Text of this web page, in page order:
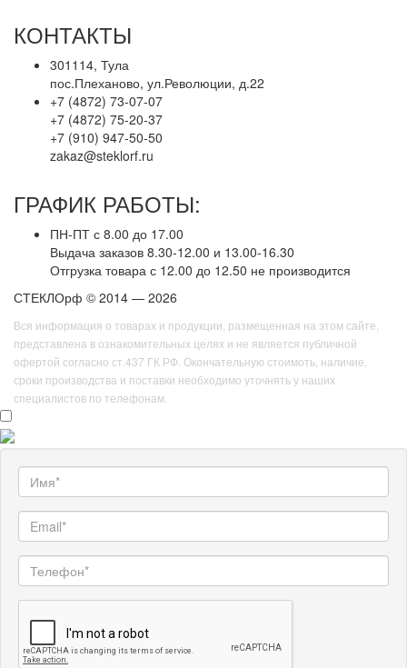
КОНТАКТЫ
301114, Тула
пос.Плеханово, ул.Революции, д.22
+7 (4872) 73-07-07
+7 (4872) 75-20-37
+7 (910) 947-50-50
zakaz@steklorf.ru
ГРАФИК РАБОТЫ:
ПН-ПТ с 8.00 до 17.00
Выдача заказов 8.30-12.00 и 13.00-16.30
Отгрузка товара с 12.00 до 12.50 не производится
СТЕКЛОрф © 2014 — 2026
Вся информация о товарах и продукции, размещенная на этом сайте,
представлена в ознакомительных целях и не является публичной
офертой согласно ст.437 ГК РФ. Окончательную стоимоть, наличие,
сроки производства и поставки необходимо уточнять у наших
специалистов по телефонам.